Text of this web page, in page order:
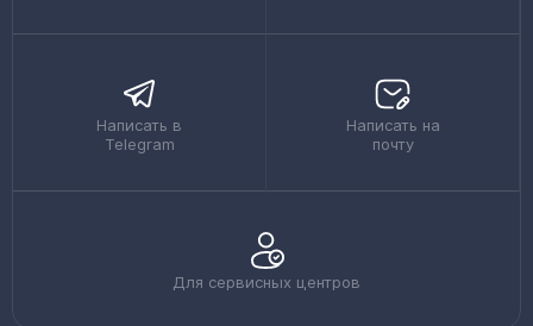
Написать в
Telegram
Написать на
почту
Для сервисных центров